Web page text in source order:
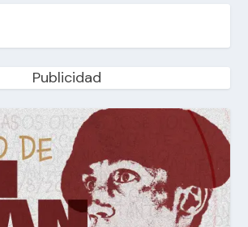
Publicidad